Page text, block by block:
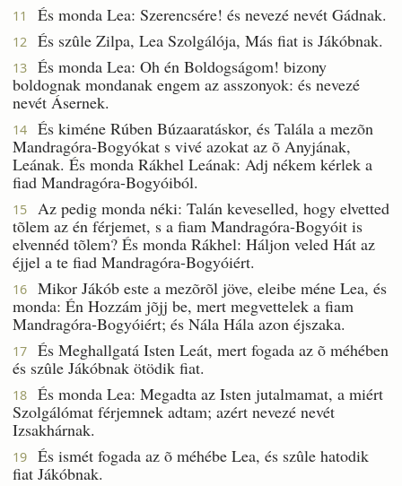
11 És monda Lea: Szerencsére! és nevezé nevét Gádnak.
12 És szûle Zilpa, Lea Szolgálója, Más fiat is Jákóbnak.
13
És monda Lea: Oh én Boldogságom! bizony
boldognak mondanak engem az asszonyok: és nevezé
nevét Ásernek.
14
És kiméne Rúben Búzaaratáskor, és Talála a mezõn
Mandragóra-Bogyókat s vivé azokat az õ Anyjának,
Leának. És monda Rákhel Leának: Adj nékem kérlek a
fiad Mandragóra-Bogyóiból.
15
Az pedig monda néki: Talán keveselled, hogy elvetted
tõlem az én férjemet, s a fiam Mandragóra-Bogyóit is
elvennéd tõlem? És monda Rákhel: Háljon veled Hát az
éjjel a te fiad Mandragóra-Bogyóiért.
16
Mikor Jákób este a mezõrõl jöve, eleibe méne Lea, és
monda: Én Hozzám jõjj be, mert megvettelek a fiam
Mandragóra-Bogyóiért; és Nála Hála azon éjszaka.
17
És Meghallgatá Isten Leát, mert fogada az õ méhében
és szûle Jákóbnak ötödik fiat.
18
És monda Lea: Megadta az Isten jutalmamat, a miért
Szolgálómat férjemnek adtam; azért nevezé nevét
Izsakhárnak.
19
És ismét fogada az õ méhébe Lea, és szûle hatodik
fiat Jákóbnak.